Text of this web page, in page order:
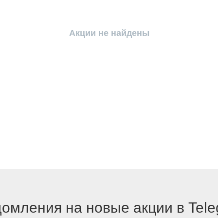
Акции не найдены
на новые акции в